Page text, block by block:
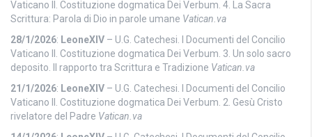
Vaticano II. Costituzione dogmatica Dei Verbum. 4. La Sacra
Scrittura: Parola di Dio in parole umane Vatican.va
28/1/2026: LeoneXIV – U.G. Catechesi. I Documenti del Concilio
Vaticano II. Costituzione dogmatica Dei Verbum. 3. Un solo sacro
deposito. Il rapporto tra Scrittura e Tradizione Vatican.va
21/1/2026: LeoneXIV – U.G. Catechesi. I Documenti del Concilio
Vaticano II. Costituzione dogmatica Dei Verbum. 2. Gesù Cristo
rivelatore del Padre Vatican.va